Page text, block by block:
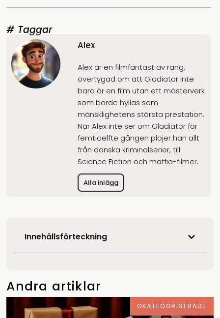
# Taggar
Alex
Alex är en filmfantast av rang,
övertygad om att Gladiator inte
bara är en film utan ett mästerverk
som borde hyllas som
mänsklighetens största prestation.
När Alex inte ser om Gladiator för
femtioelfte gången plöjer han allt
från danska kriminalserier, till
Science Fiction och maffia-filmer.
Alla inlägg
Innehållsförteckning
Andra artiklar
OKATEGORISERADE